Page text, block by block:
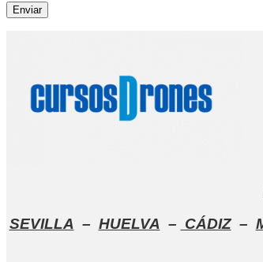
SEVILLA – HUELVA – CÁDIZ–